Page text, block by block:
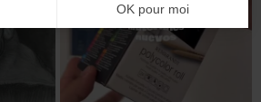
OK pour moi